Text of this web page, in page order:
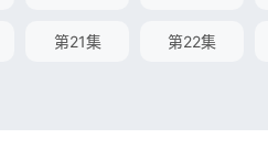
第21集 第22集